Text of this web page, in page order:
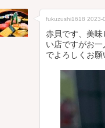
fukuzushi1618 2023-
赤貝です、美
い店ですがお
でよろしくお願